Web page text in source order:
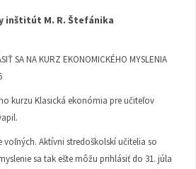
inštitút M. R. Štefánika
SA NA KURZ EKONOMICKÉHO MYSLENIA
kurzu Klasická ekonómia pre učiteľov
voľných. Aktívni stredoškolskí učitelia so
sa tak ešte môžu prihlásiť do 31. júla